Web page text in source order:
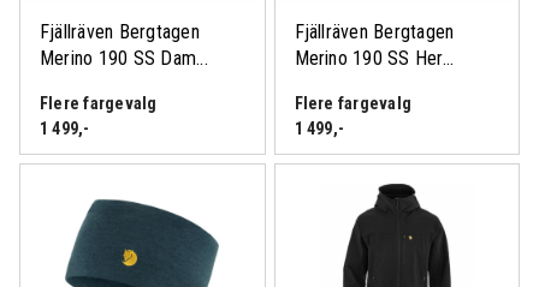
Fjällräven Bergtagen
Merino 190 SS Dam...
Flere fargevalg
1 499,-
Fjällräven Bergtagen
Merino 190 SS Her...
Flere fargevalg
1 499,-